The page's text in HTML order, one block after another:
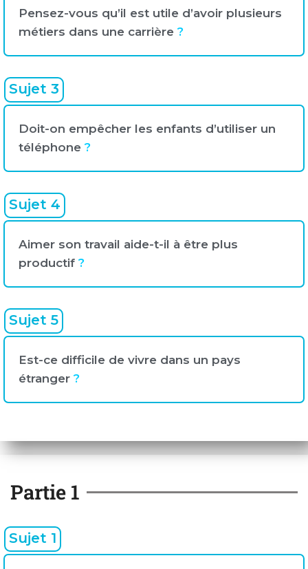
Pensez-vous qu’il est utile d’avoir plusieurs
métiers dans une carrière?
Sujet 3
Doit-on empêcher les enfants d’utiliser un
téléphone?
Sujet 4
Aimer son travail aide-t-il à être plus
productif?
Sujet 5
Est-ce difficile de vivre dans un pays
étranger?
Partie 1
Sujet 1